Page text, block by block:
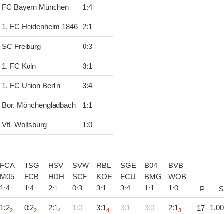
FC Bayern München 1:4
1. FC Heidenheim 1846 2:1
SC Freiburg 0:3
1. FC Köln 3:1
1. FC Union Berlin 3:4
Bor. Mönchengladbach 1:1
VfL Wolfsburg 1:0
FCA
M05
1:4
TSG
FCB
1:4
HSV
HDH
2:1
SVW
SCF
0:3
RBL
KOE
3:1
SGE
FCU
3:4
B04
BMG
1:1
BVB
WOB
1:0 P S
1:22 0:22 2:14 1:0 3:14 3:1 3:0 2:13 17 1,00